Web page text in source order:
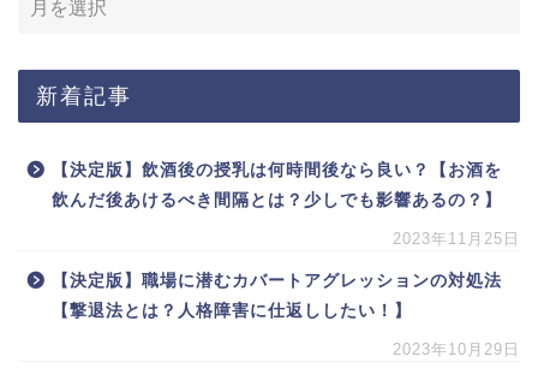
新着記事
【決定版】飲酒後の授乳は何時間後なら良い？【お酒を
飲んだ後あけるべき間隔とは？少しでも影響あるの？】
2023年11月25日
【決定版】職場に潜むカバートアグレッションの対処法
【撃退法とは？人格障害に仕返ししたい！】
2023年10月29日